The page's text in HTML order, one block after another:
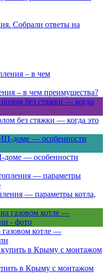
Собрали ответы на
– в чем преимущества?
без стяжки — когда это
— особенности
— параметры котла,
газовом котле —
в Крыму с монтажом